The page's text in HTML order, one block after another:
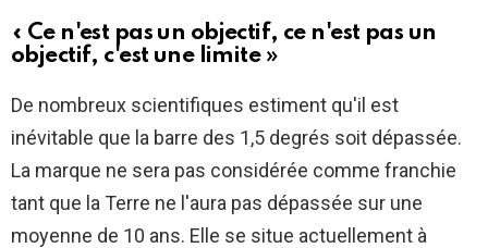
« Ce n'est pas un objectif, ce n'est pas un
objectif, c'est une limite »
De nombreux scientifiques estiment qu'il est
inévitable que la barre des 1,5 degrés soit dépassée.
La marque ne sera pas considérée comme franchie
tant que la Terre ne l'aura pas dépassée sur une
moyenne de 10 ans. Elle se situe actuellement à